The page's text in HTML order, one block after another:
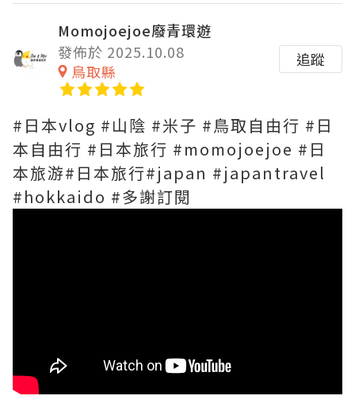
Momojoejoe廢青環遊
發佈於 2025.10.08
鳥取縣
追蹤
#日本vlog #山陰 #米子 #鳥取自由行 #日
本自由行 #日本旅行 #momojoejoe #日
本旅游#日本旅行#japan #japantravel
#hokkaido #多謝訂閱